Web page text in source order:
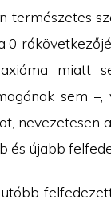
természetes
0
miatt
sem
nevezetesen
és újabb